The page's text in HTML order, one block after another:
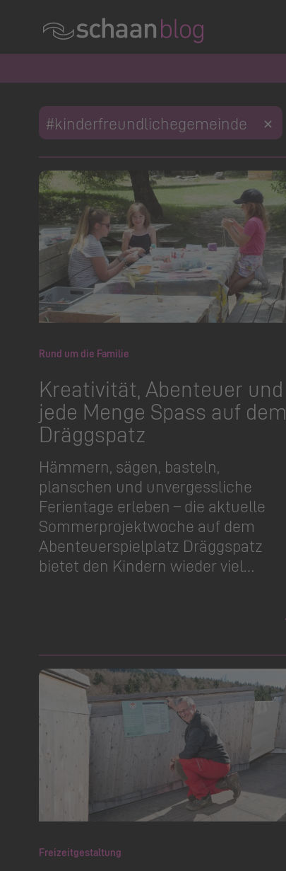
#kinderfreundlichegemeinde
Rund um die Familie
Kreativität, Abenteuer und
jede Menge Spass auf dem
Dräggspatz
Hämmern, sägen, basteln,
planschen und unvergessliche
Ferientage erleben – die aktuelle
Sommerpro­jektwoche auf dem
Abenteuer­spielplatz Dräggspatz
bietet den Kindern wieder viel…
Freizeitgestaltung